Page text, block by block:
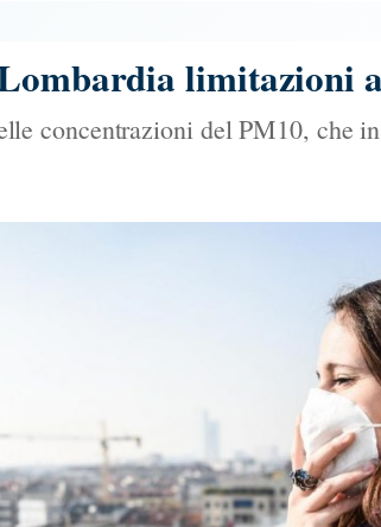
limitazioni
concentrazioni del PM10, che